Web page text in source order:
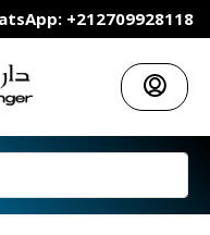
+212709928118